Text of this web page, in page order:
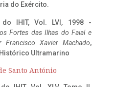
do Exército.
do IHIT, Vol. LVI, 1998 -
Fortes das Ilhas do Faial e
Francisco Xavier Machado,
Ultramarino
Santo António